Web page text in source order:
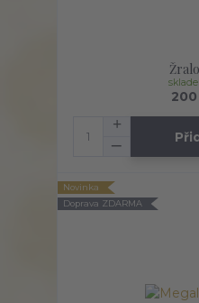
Novinka
Doprava ZDARMA